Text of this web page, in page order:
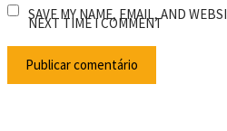
SAVE MY NAME, EMAIL, AND
NEXT TIME I COMMENT